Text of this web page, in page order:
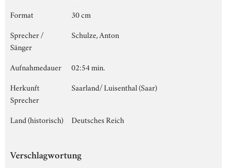
Format
30 cm
Sprecher /
Sänger
Schulze, Anton
Aufnahmedauer
02:54 min.
Herkunft
Sprecher
Saarland/ Luisenthal (Saar)
Land (historisch) Deutsches Reich
Verschlagwortung